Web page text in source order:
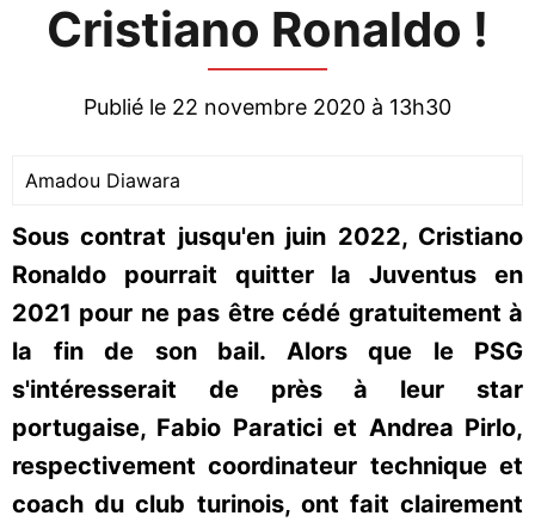
Cristiano Ronaldo !
Publié le 22 novembre 2020 à 13h30
Amadou Diawara
Sous contrat jusqu'en juin 2022, Cristiano
Ronaldo pourrait quitter la Juventus en
2021 pour ne pas être cédé gratuitement à
la fin de son bail. Alors que le PSG
s'intéresserait de près à leur star
portugaise, Fabio Paratici et Andrea Pirlo,
respectivement coordinateur technique et
coach du club turinois, ont fait clairement